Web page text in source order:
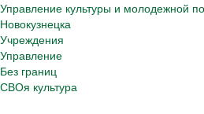
Управление культуры и молодежной
Новокузнецка
Учреждения
Управление
Без границ
СВОя культура